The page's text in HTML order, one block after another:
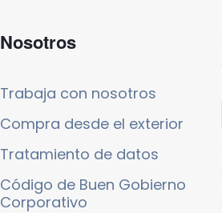
Nosotros
Trabaja con nosotros
Compra desde el exterior
Tratamiento de datos
Código de Buen Gobierno
Corporativo